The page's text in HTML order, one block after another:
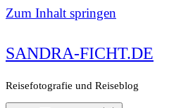
Zum Inhalt springen
SANDRA-FICHT.DE
Reisefotografie und Reiseblog